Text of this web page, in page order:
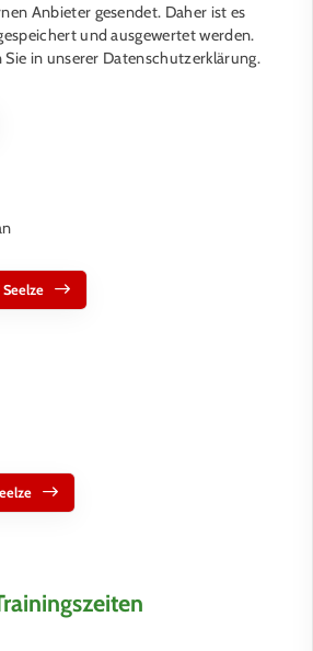
Anbieter gesendet. Daher ist es
und ausgewertet werden.
in unserer Datenschutzerklärung.
Seelze